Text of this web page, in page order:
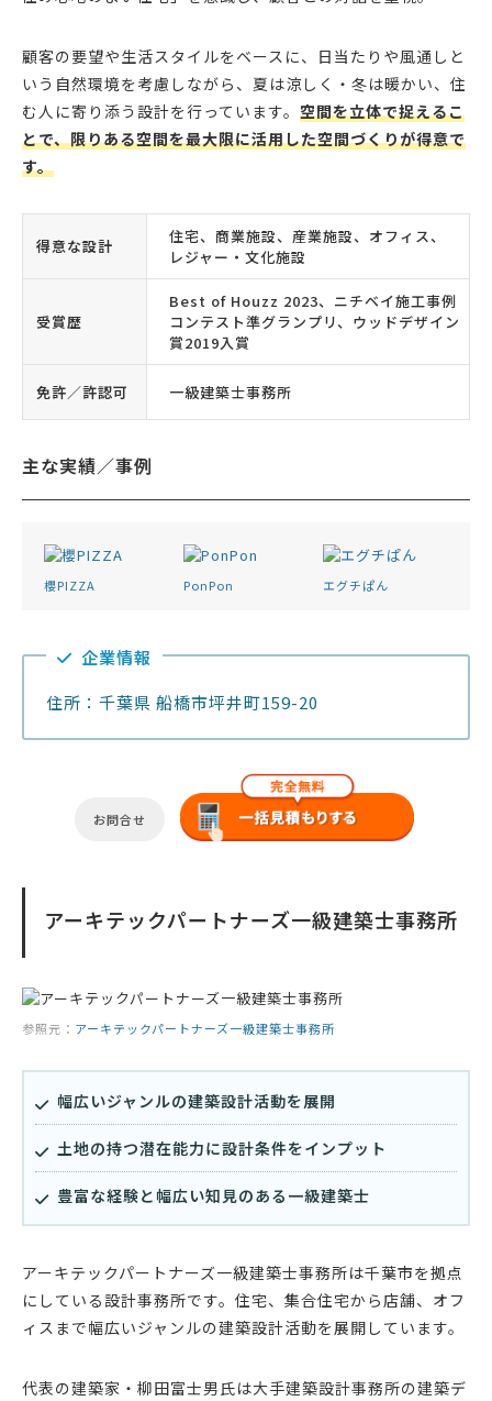
顧客の要望や生活スタイルをベースに、日当たりや風通しと
いう自然環境を考慮しながら、夏は涼しく・冬は暖かい、住
む人に寄り添う設計を行っています。 空間を立体で捉えるこ
とで、限りある空間を最大限に活用した空間づくりが得意で
す。
得意な設計
住宅、商業施設、産業施設、オフィス、
レジャー・文化施設
受賞歴
Best of Houzz 2023、ニチベイ施工事例
コンテスト準グランプリ、ウッドデザイン
賞2019入賞
免許／許認可 一級建築士事務所
主な実績／事例
櫻PIZZA PonPon エグチぱん
企業情報
住所：千葉県 船橋市坪井町159-20
お問合せ
アーキテックパートナーズ一級建築士事務所
参照元： アーキテックパートナーズ一級建築士事務所
幅広いジャンルの建築設計活動を展開
土地の持つ潜在能力に設計条件をインプット
豊富な経験と幅広い知見のある一級建築士
アーキテックパートナーズ一級建築士事務所は千葉市を拠点
にしている設計事務所です。住宅、集合住宅から店舗、オフ
ィスまで幅広いジャンルの建築設計活動を展開しています。
代表の建築家・柳田富士男氏は大手建築設計事務所の建築デ